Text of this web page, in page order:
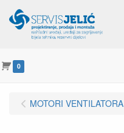
0
MOTORI VENTILATORA